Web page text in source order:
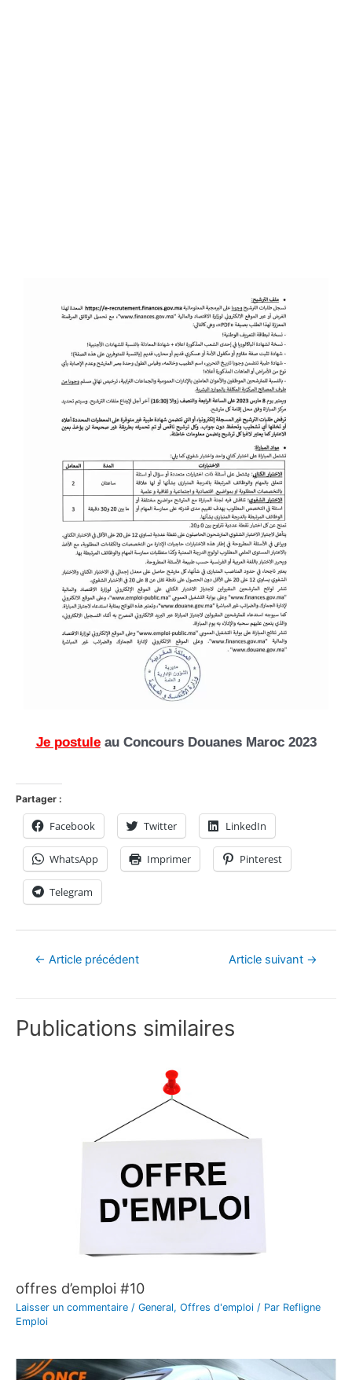
Je postuleau Concours Douanes Maroc 2023
Partager :
Facebook Twitter LinkedIn
WhatsApp Imprimer Pinterest
Telegram
← Article précédent Article suivant →
Publications similaires
offres d’emploi #10
Laisser un commentaire / General, Offres d'emploi / Par Refligne
Emploi